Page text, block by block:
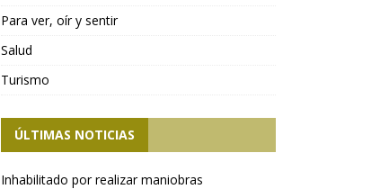
Para ver, oír y sentir
Salud
Turismo
ÚLTIMAS NOTICIAS
Inhabilitado por realizar maniobras